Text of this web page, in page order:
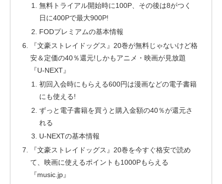
無料トライアル開始時に100P、その後は8がつく
日に400Pで最大900P!
FODプレミアムの基本情報
『文豪ストレイドッグス』20巻が無料じゃないけど格
安＆定価の40％還元!しかもアニメ・映画が見放題
『U-NEXT』
初回入会時にもらえる600円は漫画などの電子書籍
にも使える!
ずっと電子書籍を買うと購入金額の40％が還元さ
れる
U-NEXTの基本情報
『文豪ストレイドッグス』20巻を今すぐ格安で読め
て、映画に使えるポイントも1000Pもらえる
『music.jp』